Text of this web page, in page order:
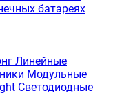
батареях
Линейные
Модульные
Светодиодные